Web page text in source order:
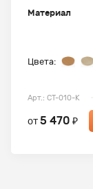
Материал
Цвета:
Арт.: СТ-010-К
от5 470 ₽